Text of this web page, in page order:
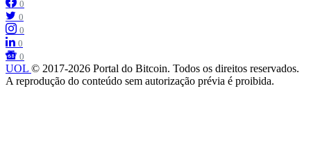
0
0
0
0
0
UOL © 2017-2026 Portal do Bitcoin. Todos os direitos reservados.
A reprodução do conteúdo sem autorização prévia é proibida.